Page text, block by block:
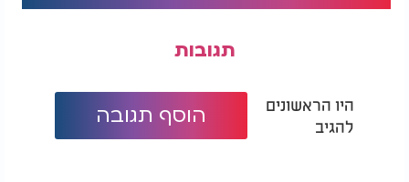
תגובות
היו הראשונים
להגיב
הוסף תגובה